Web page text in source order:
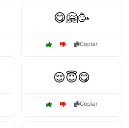
😋🤗🥳
Copiar
😌😇😋
Copiar